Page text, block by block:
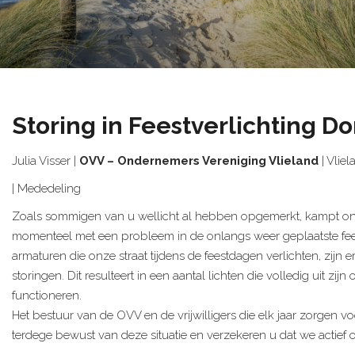
Storing in Feestverlichting
Julia Visser | OVV – Ondernemers Vereniging Vlieland |
| Mededeling
Zoals sommigen van u wellicht al hebben opgemerkt, kampt
momenteel met een probleem in de onlangs weer geplaatste
armaturen die onze straat tijdens de feestdagen verlichten, zijn
storingen. Dit resulteert in een aantal lichten die volledig uit zijn
functioneren.
Het bestuur van de OVV en de vrijwilligers die elk jaar zorgen
terdege bewust van deze situatie en verzekeren u dat we actief